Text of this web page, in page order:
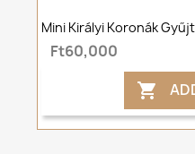
Mini Királyi Koronák
Ft60,000
